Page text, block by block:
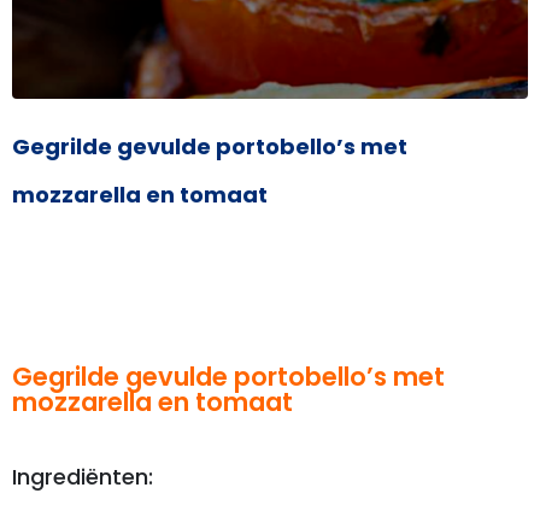
Gegrilde gevulde portobello’s met
mozzarella en tomaat
Gegrilde gevulde portobello’s met
mozzarella en tomaat
Ingrediënten: